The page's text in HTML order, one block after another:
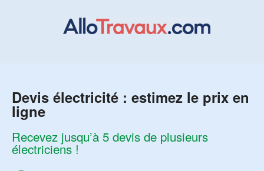
Devis électricité : estimez le prix en
ligne
Recevez jusqu’à 5 devis de plusieurs
électriciens !